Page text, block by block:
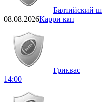
Балтийский
08.08.2026Карри кап
Гриквас
14:00